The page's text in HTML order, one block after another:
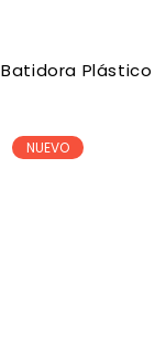
Batidora Plástico
NUEVO